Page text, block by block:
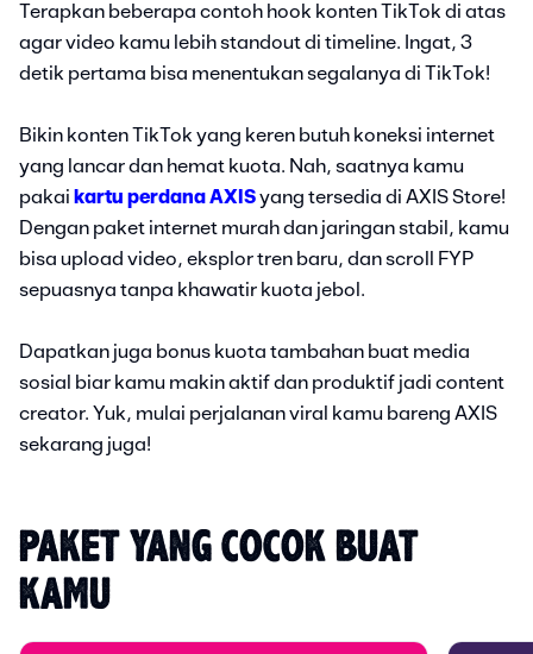
Terapkan beberapa contoh hook konten TikTok di atas
agar video kamu lebih standout di timeline. Ingat, 3
detik pertama bisa menentukan segalanya di TikTok!
Bikin konten TikTok yang keren butuh koneksi internet
yang lancar dan hemat kuota. Nah, saatnya kamu
pakai kartu perdana AXISyang tersedia di AXIS Store!
Dengan paket internet murah dan jaringan stabil, kamu
bisa upload video, eksplor tren baru, dan scroll FYP
sepuasnya tanpa khawatir kuota jebol.
Dapatkan juga bonus kuota tambahan buat media
sosial biar kamu makin aktif dan produktif jadi content
creator. Yuk, mulai perjalanan viral kamu bareng AXIS
sekarang juga!
PAKET YANG COCOK BUAT
KAMU